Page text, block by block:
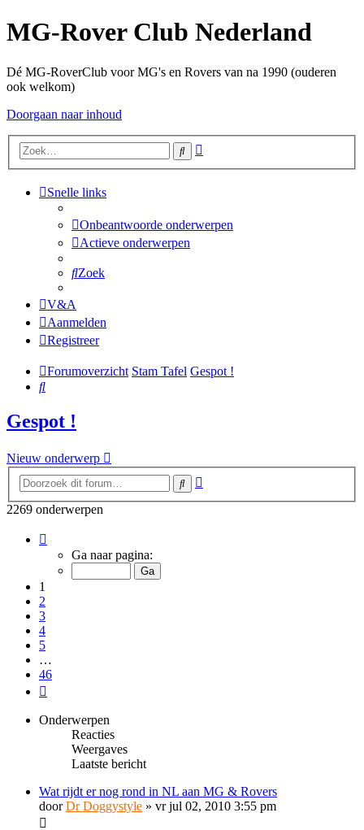
MG-Rover Club Nederland
Dé MG-RoverClub voor MG's en Rovers van na 1990 (ouderen
ook welkom)
Doorgaan naar inhoud
Zoek
Snelle links
Onbeantwoorde onderwerpen
Actieve onderwerpen
Zoek
V&A
Aanmelden
Registreer
Forumoverzicht Stam Tafel Gespot !
Zoek
Gespot !
Nieuw onderwerp
Zoek
2269 onderwerpen
van
Ga naar pagina:
1
2
3
4
5
…
46
Onderwerpen
Reacties
Weergaves
Laatste bericht
Wat rijdt er nog rond in NL aan MG & Rovers
doorDr Doggystyle » vr jul 02, 2010 3:55 pm